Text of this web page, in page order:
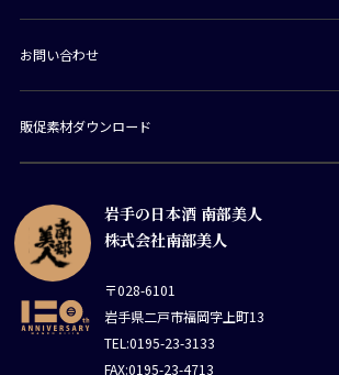
岩手の日本酒 南部美人
株式会社南部美人
〒028-6101
岩手県二戸市福岡字上町13
TEL:0195-23-3133
FAX:0195-23-4713
お問い合わせ
販促素材ダウンロード